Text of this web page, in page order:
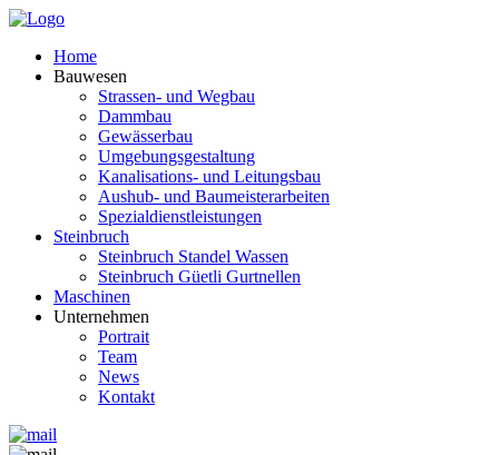
Home
Bauwesen
Strassen- und Wegbau
Dammbau
Gewässerbau
Umgebungsgestaltung
Kanalisations- und Leitungsbau
Aushub- und Baumeisterarbeiten
Spezialdienstleistungen
Steinbruch
Steinbruch Standel Wassen
Steinbruch Güetli Gurtnellen
Maschinen
Unternehmen
Portrait
Team
News
Kontakt